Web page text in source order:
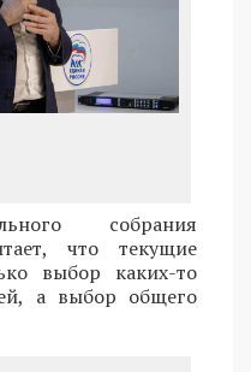
собрания
что текущие
выбор каких-то
а выбор общего